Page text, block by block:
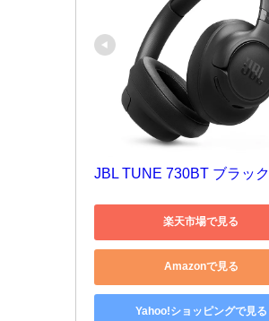
JBL TUNE 730BT ブラック
楽天市場で見る
Amazonで見る
Yahoo!ショッピングで見る